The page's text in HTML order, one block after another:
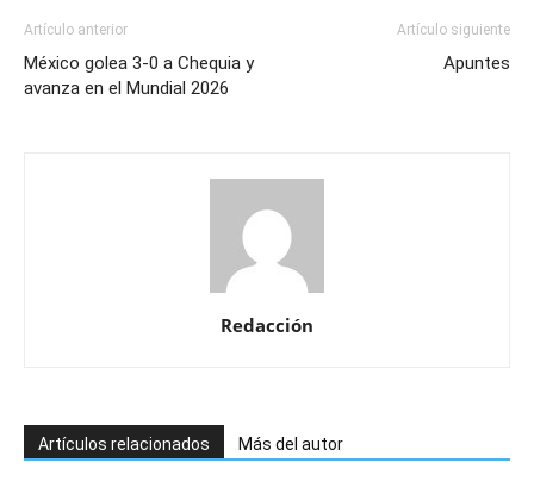
Artículo anterior
México golea 3-0 a Chequia y
avanza en el Mundial 2026
Artículo siguiente
Apuntes
Redacción
Artículos relacionados Más del autor